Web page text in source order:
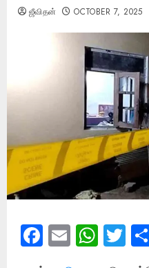
ஜீவிதன் OCTOBER 7, 2025
Facebook
Email